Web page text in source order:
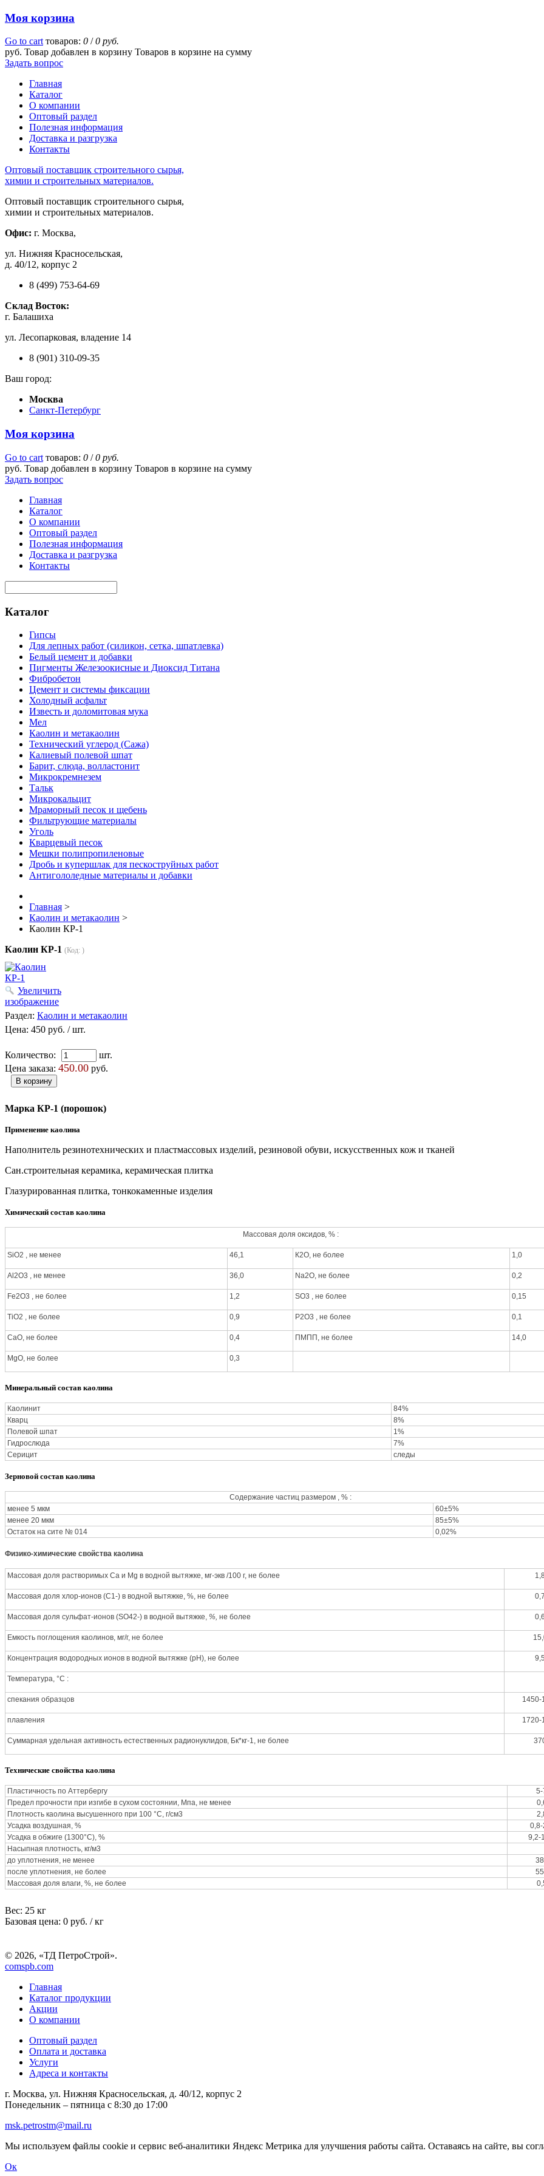
Моя корзина
Go to cart товаров: 0 /0 руб.
руб. Товар добавлен в корзину Товаров в корзине на сумму
Задать вопрос
Главная
Каталог
О компании
Оптовый раздел
Полезная информация
Доставка и разгрузка
Контакты
Оптовый поставщик строительного сырья,
химии и строительных материалов.
Оптовый поставщик строительного сырья,
химии и строительных материалов.
Офис: г. Москва,
ул. Нижняя Красносельская,
д. 40/12, корпус 2
8 (499) 753-64-69
Склад Восток:
г. Балашиха
ул. Лесопарковая, владение 14
8 (901) 310-09-35
Ваш город:
Москва
Санкт-Петербург
Моя корзина
Go to cart товаров: 0 /0 руб.
руб. Товар добавлен в корзину Товаров в корзине на сумму
Задать вопрос
Главная
Каталог
О компании
Оптовый раздел
Полезная информация
Доставка и разгрузка
Контакты
Каталог
Гипсы
Для лепных работ (силикон, сетка, шпатлевка)
Белый цемент и добавки
Пигменты Железоокисные и Диоксид Титана
Фибробетон
Цемент и системы фиксации
Холодный асфальт
Известь и доломитовая мука
Мел
Каолин и метакаолин
Технический углерод (Сажа)
Калиевый полевой шпат
Барит, слюда, волластонит
Микрокремнезем
Тальк
Микрокальцит
Мраморный песок и щебень
Фильтрующие материалы
Уголь
Кварцевый песок
Мешки полипропиленовые
Дробь и купершлак для пескоструйных работ
Антигололедные материалы и добавки
Главная >
Каолин и метакаолин >
Каолин КР-1
Каолин КР-1 (Код: )
Увеличить
изображение
Раздел: Каолин и метакаолин
Цена: 450 руб. / шт.
Количество:
шт.
Цена заказа: 450.00 руб.
Марка КР-1 (порошок)
Применение каолина
Наполнитель резино­технических и пластмассовых изделий, резиновой обуви, искусственных кож и тканей
Сан.строительная керамика, керамическая плитка
Глазурированная плитка, тонкокаменные изделия
Химический состав каолина
Массовая доля оксидов, % :
SiO2 , не менее 46,1 К2О, не более 1,0
Аl2О3 , не менее 36,0 Na2O, не более 0,2
Fe2O3 , не более 1,2 SO3 , не более 0,15
ТiO2 , не более 0,9 Р2О3 , не более 0,1
СаО, не более 0,4 ПМПП, не более 14,0
MgO, не более 0,3
Минеральный состав каолина
Каолинит
84%
Кварц
8%
Полевой шпат
1%
Гидрослюда
7%
Серицит
следы
Зерновой состав каолина
Содержание частиц размером , % :
менее 5 мкм
60±5%
менее 20 мкм
85±5%
Остаток на сите № 014
0,02%
Физико-химические свойства каолина
Массовая доля растворимых Са и Mg в водной вытяжке, мг-экв /100 г, не более 1,8
Массовая доля хлор-ионов (С1-) в водной вытяжке, %, не более 0,7
Массовая доля сульфат-ионов (SO42-) в водной вытяжке, %, не более 0,6
Емкость поглощения каолинов, мг/г, не более
Концентрация водородных ионов в водной вытяжке (рН), не более 9,5
Температура, °С :
спекания образцов 1450-
плавления 1720-
Суммарная удельная активность естественных радионуклидов, Бк*кг-1, не более
Технические свойства каолина
Пластичность по Аттербергу
5-
Предел прочности при изгибе в сухом состоянии, Мпа, не менее
Плотность каолина высушенного при 100 °С, г/см3
Усадка воздушная, %
0,8-
Усадка в обжиге (1300°С), %
9,2-
Насыпная плотность, кг/м3
до уплотнения, не менее
после уплотнения, не более
Массовая доля влаги, %, не более
Вес: 25 кг
Базовая цена: 0 руб. / кг
© 2026, «ТД ПетроСтрой».
comspb.com
Главная
Каталог продукции
Акции
О компании
Оптовый раздел
Оплата и доставка
Услуги
Адреса и контакты
г. Москва, ул. Нижняя Красносельская, д. 40/12, корпус 2
Понедельник – пятница с 8:30 до 17:00
msk.petrostm@mail.ru
Мы используем файлы cookie и сервис веб-аналитики Яндекс Метрика для улучшения работы сайта. Оставаясь на сайте, вы
Ок